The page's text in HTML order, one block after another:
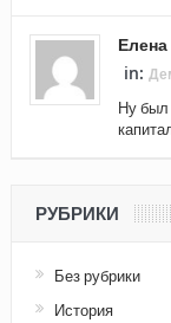
Елена
in:
Ну был
РУБРИКИ
Без рубрики
История